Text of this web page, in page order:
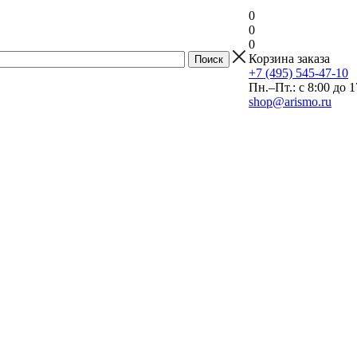
0
0
0
Корзина заказа
+7 (495) 545-47-10
Пн.–Пт.: с 8:00 до
shop@arismo.ru